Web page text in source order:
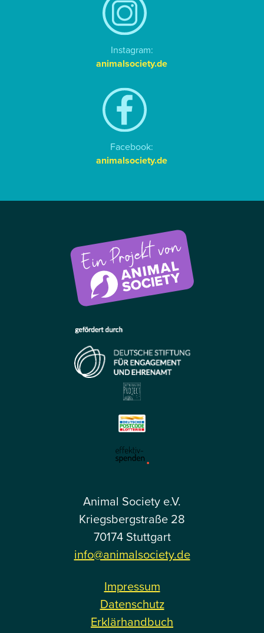
Instagram:
animalsociety.de
Facebook:
animalsociety.de
Animal Society e.V.
Kriegsbergstraße 28
70174 Stuttgart
info@animalsociety.de
Impressum
Datenschutz
Erklärhandbuch